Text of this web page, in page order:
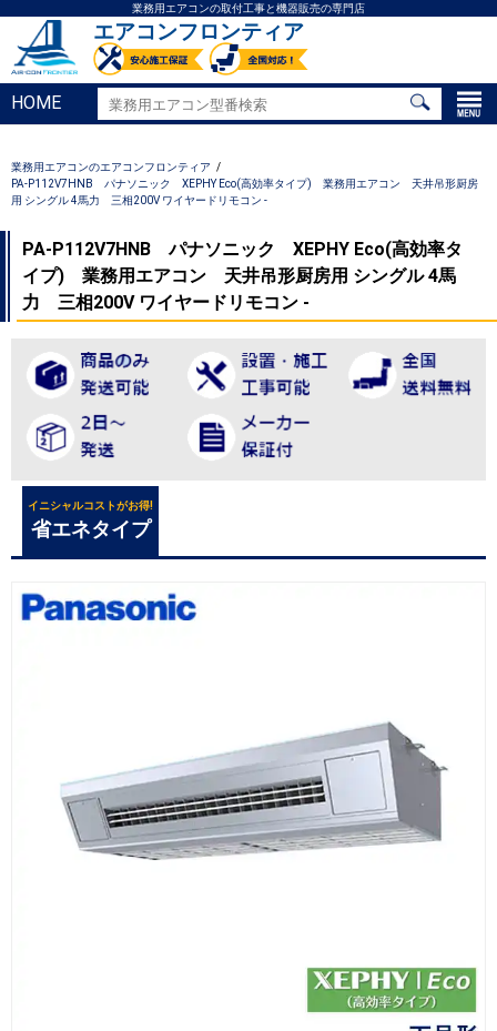
業務用エアコンの取付工事と機器販売の専門店
エアコンフロンティア
HOME
業務用エアコンのエアコンフロンティア
PA-P112V7HNB パナソニック XEPHY Eco(高効率タイプ) 業務用エアコン 天井吊形厨房
用 シングル 4馬力 三相200V ワイヤードリモコン -
PA-P112V7HNB パナソニック XEPHY Eco(高効率タ
イプ) 業務用エアコン 天井吊形厨房用 シングル 4馬
力 三相200V ワイヤードリモコン -
イニシャルコストがお得!
省エネタイプ